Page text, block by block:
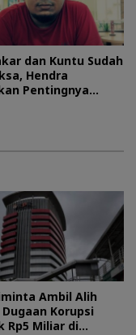
dan Kuntu Sudah
Hendra
Pentingnya
Ambil Alih
Dugaan Korupsi
Rp5 Miliar di